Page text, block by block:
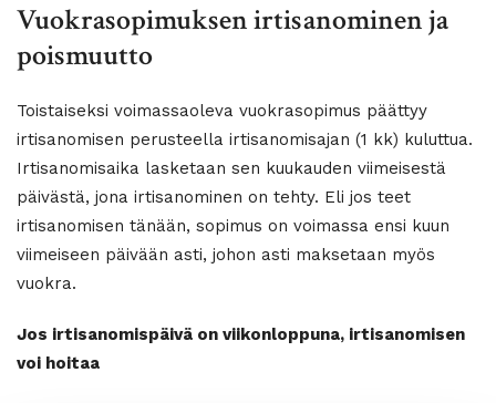
Vuokrasopimuksen irtisanominen ja
poismuutto
Toistaiseksi voimassaoleva vuokrasopimus päättyy
irtisanomisen perusteella irtisanomisajan (1 kk) kuluttua.
Irtisanomisaika lasketaan sen kuukauden viimeisestä
päivästä, jona irtisanominen on tehty. Eli jos teet
irtisanomisen tänään, sopimus on voimassa ensi kuun
viimeiseen päivään asti, johon asti maksetaan myös
vuokra.
Jos irtisanomispäivä on viikonloppuna, irtisanomisen
voi hoitaa